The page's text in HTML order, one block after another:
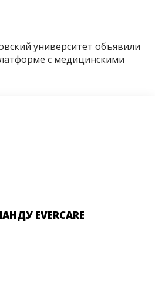
университет объявили
с медицинскими
EVERCARE